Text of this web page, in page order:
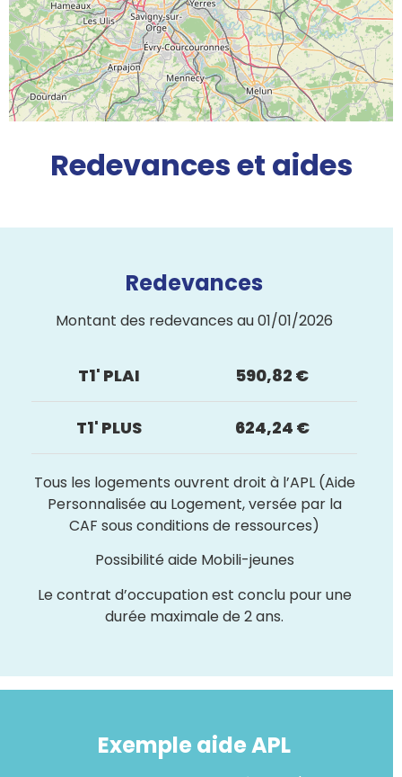
Redevances et aides
Redevances
Montant des redevances au 01/01/2026
T1' PLAI 590,82 €
T1' PLUS 624,24 €
Tous les logements ouvrent droit à l’APL (Aide
Personnalisée au Logement, versée par la
CAF sous conditions de ressources)
Possibilité aide Mobili-jeunes
Le contrat d’occupation est conclu pour une
durée maximale de 2 ans.
Exemple aide APL